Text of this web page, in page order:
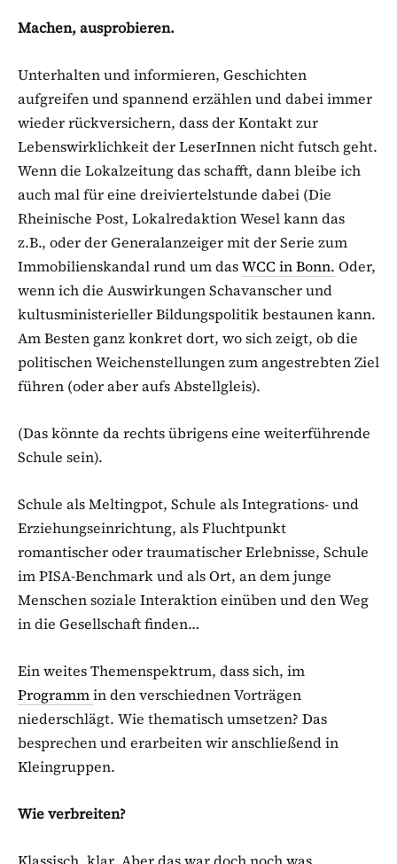
Machen, ausprobieren.
Unterhalten und informieren, Geschichten
aufgreifen und spannend erzählen und dabei immer
wieder rückversichern, dass der Kontakt zur
Lebenswirklichkeit der LeserInnen nicht futsch geht.
Wenn die Lokalzeitung das schafft, dann bleibe ich
auch mal für eine dreiviertelstunde dabei (Die
Rheinische Post, Lokalredaktion Wesel kann das
z.B., oder der Generalanzeiger mit der Serie zum
Immobilienskandal rund um dasWCC in Bonn. Oder,
wenn ich die Auswirkungen Schavanscher und
kultusministerieller Bildungspolitik bestaunen kann.
Am Besten ganz konkret dort, wo sich zeigt, ob die
politischen Weichenstellungen zum angestrebten Ziel
führen (oder aber aufs Abstellgleis).
(Das könnte da rechts übrigens eine weiterführende
Schule sein).
Schule als Meltingpot, Schule als Integrations- und
Erziehungseinrichtung, als Fluchtpunkt
romantischer oder traumatischer Erlebnisse, Schule
im PISA-Benchmark und als Ort, an dem junge
Menschen soziale Interaktion einüben und den Weg
in die Gesellschaft finden…
Ein weites Themenspektrum, dass sich, im
Programmin den verschiednen Vorträgen
niederschlägt. Wie thematisch umsetzen? Das
besprechen und erarbeiten wir anschließend in
Kleingruppen.
Wie verbreiten?